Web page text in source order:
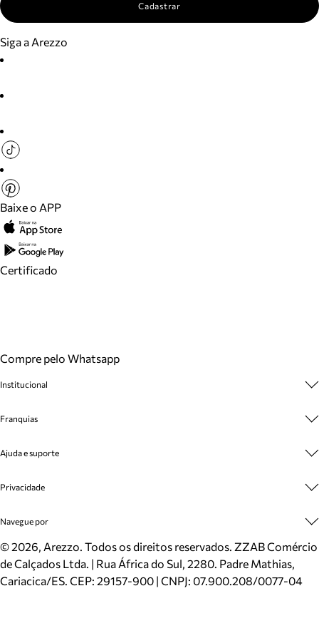
Cadastrar
Siga a Arezzo
Baixe o APP
Certificado
Compre pelo Whatsapp
Institucional
Cashback
Venda Corporativa
Mapa do Site
Inverno
Mundo Arezzo
Franquias
Plano de Negócio
Ajuda e suporte
Cadastro
Meus Pedidos
Trocas e Devoluções
Cartão Presente
Localizador de lojas
Privacidade
Politica e Privacidade
Navegue por
Sapatos
Bolsas
Scarpins
©2026, Arezzo. Todos os direitos reservados. ZZAB Comércio
de Calçados Ltda. | Rua África do Sul, 2280. Padre Mathias,
Cariacica/ES. CEP: 29157-900 | CNPJ: 07.900.208/0077-04